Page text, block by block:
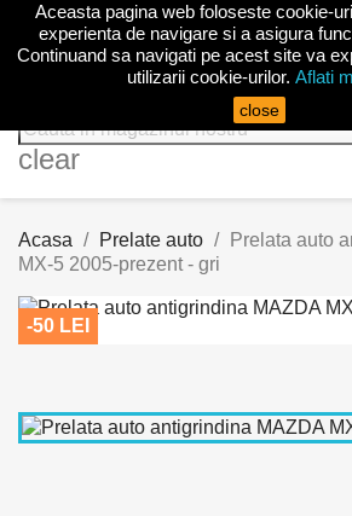
clear
Acasa Prelate auto
Prelata auto
MX-5 2005-prezent - gri
-50 LEI
Aceasta pagina web foloseste cookie-
experienta de navigare si a asigura
Continuand sa navigati pe acest site va
utilizarii cookie-urilor. Aflati
close